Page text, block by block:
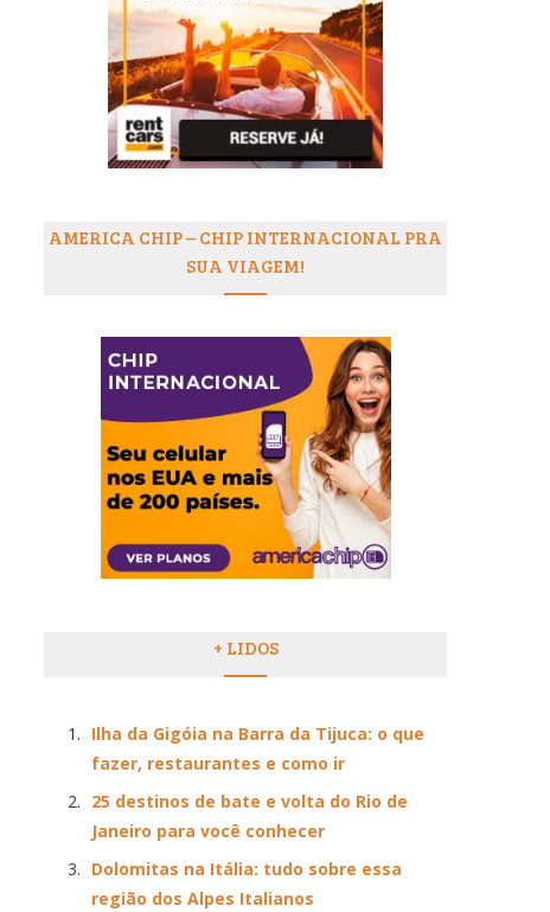
AMERICA CHIP – CHIP INTERNACIONAL PRA
SUA VIAGEM!
+ LIDOS
Ilha da Gigóia na Barra da Tijuca: o que
fazer, restaurantes e como ir
25 destinos de bate e volta do Rio de
Janeiro para você conhecer
Dolomitas na Itália: tudo sobre essa
região dos Alpes Italianos